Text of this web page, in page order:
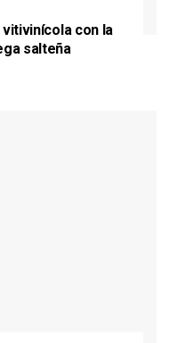
con la
salteña